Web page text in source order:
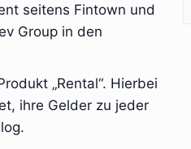
seitens Fintown und
Group in den
„Rental“. Hierbei
ihre Gelder zu jeder